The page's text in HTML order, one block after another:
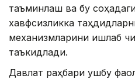
таъминлаш ва бу
хавфсизликка
механизмларини ишлаб
таъкидлади.
Давлат раҳбари ушбу